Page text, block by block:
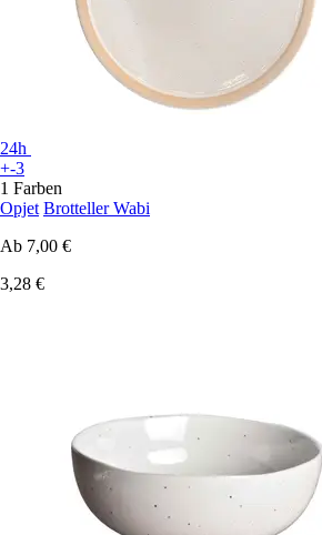
24h
+-3
1 Farben
Opjet Brotteller Wabi
Ab 7,00 €
3,28 €